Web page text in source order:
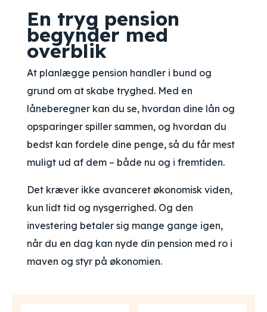
En tryg pension
begynder med
overblik
At planlægge pension handler i bund og
grund om at skabe tryghed. Med en
låneberegner kan du se, hvordan dine lån og
opsparinger spiller sammen, og hvordan du
bedst kan fordele dine penge, så du får mest
muligt ud af dem – både nu og i fremtiden.
Det kræver ikke avanceret økonomisk viden,
kun lidt tid og nysgerrighed. Og den
investering betaler sig mange gange igen,
når du en dag kan nyde din pension med ro i
maven og styr på økonomien.